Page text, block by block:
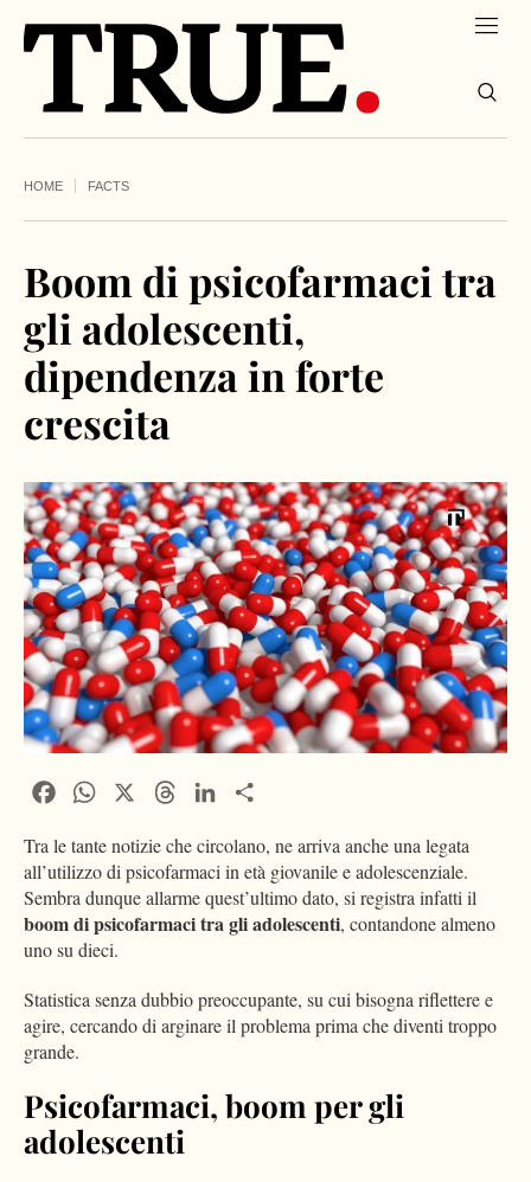
HOME FACTS
Boom di psicofarmaci tra
gli adolescenti,
dipendenza in forte
crescita
FacebookWhatsApp ThreadsLinkedIn
Tra le tante notizie che circolano, ne arriva anche una legata
all’utilizzo di psicofarmaci in età giovanile e adolescenziale.
Sembra dunque allarme quest’ultimo dato, si registra infatti il
boom di psicofarmaci tra gli adolescenti, contandone almeno
uno su dieci.
Statistica senza dubbio preoccupante, su cui bisogna riflettere e
agire, cercando di arginare il problema prima che diventi troppo
grande.
Psicofarmaci, boom per gli
adolescenti